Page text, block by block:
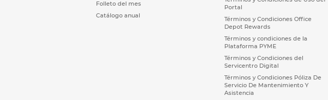
Folleto del mes
Catálogo anual
Portal
Términos y Condiciones Office
Depot Rewards
Términos y condiciones de la
Plataforma PYME
Términos y Condiciones del
Servicentro Digital
Términos y Condiciones Póliza De
Servicio De Mantenimiento Y
Asistencia